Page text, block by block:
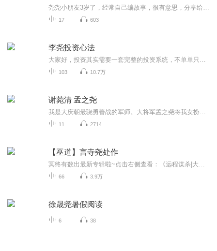
17 603
李尧投资心法
103 10.7万
谢菀清 孟之尧
11 2714
【巫道】言寺尧处作
66 3.9万
徐晟尧暑假阅读
6 38